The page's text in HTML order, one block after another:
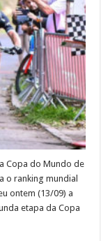
Copa do Mundo de
o ranking mundial
ontem (13/09) a
etapa da Copa